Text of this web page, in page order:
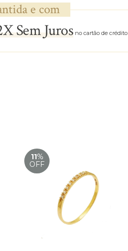
e com
Sem Jurosno cartão de crédito
11%
OFF